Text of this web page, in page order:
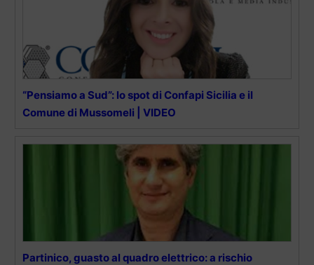
“Pensiamo a Sud”: lo spot di Confapi Sicilia e il
Comune di Mussomeli | VIDEO
Partinico, guasto al quadro elettrico: a rischio